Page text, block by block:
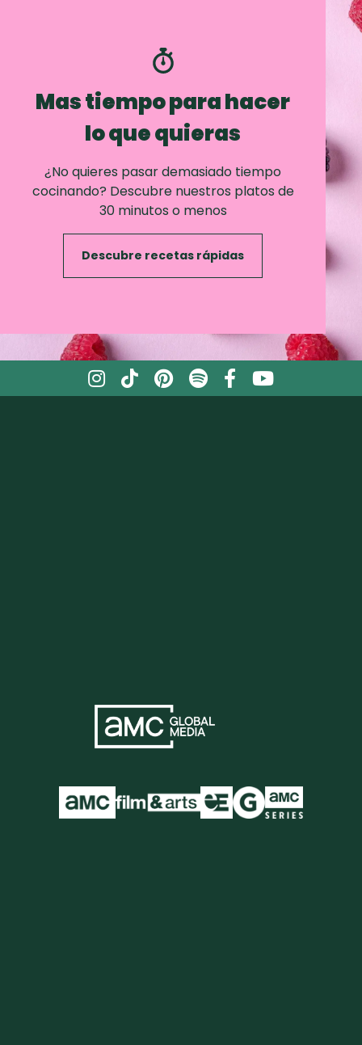
Mas tiempo para hacer
lo que quieras
¿No quieres pasar demasiado tiempo
cocinando? Descubre nuestros platos de
30 minutos o menos
Descubre recetas rápidas